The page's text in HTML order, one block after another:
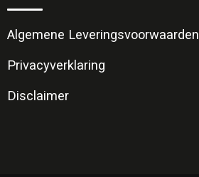
Algemene Leveringsvoorwaarden
Privacyverklaring
Disclaimer